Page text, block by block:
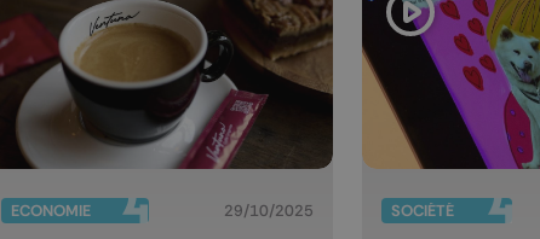
ECONOMIE 29/10/2025 SOCIÉTÉ